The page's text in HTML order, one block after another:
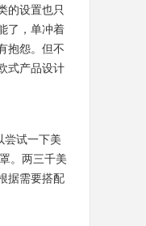
的设置也只
了，单冲着
抱怨。但不
式产品设计
尝试一下美
。两三千美
据需要搭配